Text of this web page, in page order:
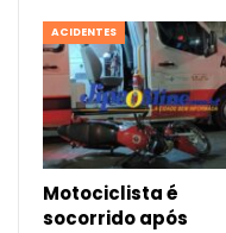
ACIDENTES
Motociclista é
socorrido após